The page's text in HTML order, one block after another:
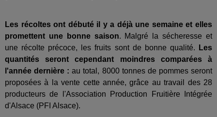
Les récoltes ont débuté il y a déjà une semaine et elles
promettent une bonne saison. Malgré la sécheresse et
une récolte précoce, les fruits sont de bonne qualité.
Les
quantités seront cependant moindres comparées à
l'année dernière :au total, 8000 tonnes de pommes seront
proposées à la vente cette année, grâce au travail des 28
producteurs de l'Association Production Fruitière Intégrée
d'Alsace (PFI Alsace).